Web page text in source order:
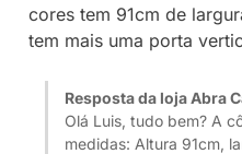
cores tem 91cm de
tem mais uma porta
Resposta da loja Abra
Olá Luis, tudo bem? A
medidas: Altura 91cm,